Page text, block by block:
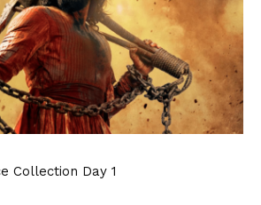
Collection Day 1